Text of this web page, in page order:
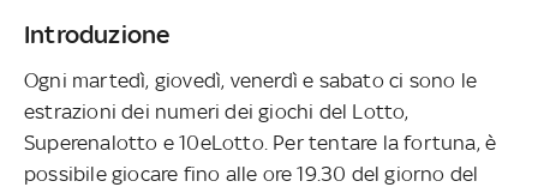
Introduzione
Ogni martedì, giovedì, venerdì e sabato ci sono le
estrazioni dei numeri dei giochi del Lotto,
Superenalotto e 10eLotto. Per tentare la fortuna, è
possibile giocare fino alle ore 19.30 del giorno del